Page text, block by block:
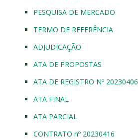
PESQUISA DE MERCADO
TERMO DE REFERÊNCIA
ADJUDICAÇÃO
ATA DE PROPOSTAS
ATA DE REGISTRO Nº 20230406
ATA FINAL
ATA PARCIAL
CONTRATO nº 20230416